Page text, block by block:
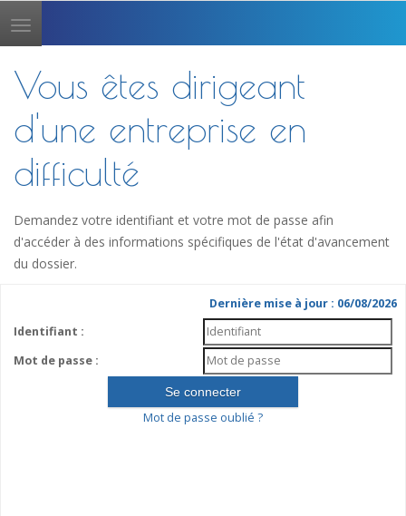
Toggle
navigation
Vous êtes dirigeant
d'une entreprise en
difficulté
Demandez votre identifiant et votre mot de passe afin
d'accéder à des informations spécifiques de l'état d'avancement
du dossier.
Dernière mise à jour : 06/08/2026
Identifiant :
Mot de passe :
Mot de passe oublié ?